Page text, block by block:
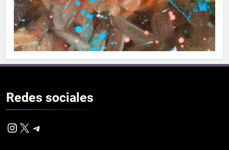
Redes sociales
Instagram